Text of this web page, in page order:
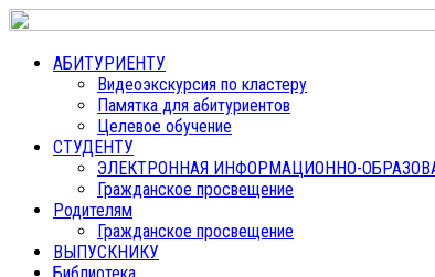
АБИТУРИЕНТУ
Видеоэкскурсия по кластеру
Памятка для абитуриентов
Целевое обучение
СТУДЕНТУ
ЭЛЕКТРОННАЯ ИНФОРМАЦИОННО-
Гражданское просвещение
Родителям
Гражданское просвещение
ВЫПУСКНИКУ